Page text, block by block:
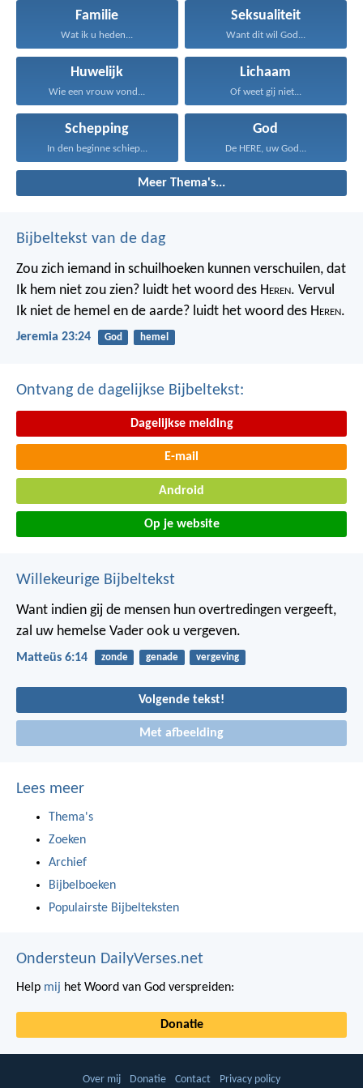
Familie
Wat ik u heden...
Seksualiteit
Want dit wil God...
Huwelijk
Wie een vrouw vond...
Lichaam
Of weet gij niet...
Schepping
In den beginne schiep...
God
De HERE, uw God...
Meer Thema's...
Bijbeltekst van de dag
Zou zich iemand in schuilhoeken kunnen verschuilen, dat
Ik hem niet zou zien? luidt het woord des Heren. Vervul
Ik niet de hemel en de aarde? luidt het woord des Heren.
Jeremia 23:24 God hemel
Ontvang de dagelijkse Bijbeltekst:
Dagelijkse melding
E-mail
Android
Op je website
Willekeurige Bijbeltekst
Want indien gij de mensen hun overtredingen vergeeft,
zal uw hemelse Vader ook u vergeven.
Matteüs 6:14 zonde genade vergeving
Volgende tekst!
Met afbeelding
Lees meer
Thema's
Zoeken
Archief
Bijbelboeken
Populairste Bijbelteksten
Ondersteun DailyVerses.net
Help mij het Woord van God verspreiden:
Donatie
Over mij Donatie Contact Privacy policy